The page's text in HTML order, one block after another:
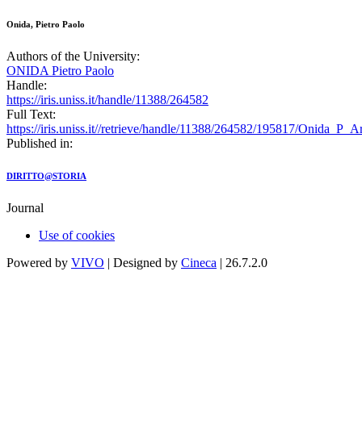
Onida, Pietro Paolo
Authors of the University:
ONIDA Pietro Paolo
Handle:
https://iris.uniss.it/handle/11388/264582
Full Text:
https://iris.uniss.it//retrieve/handle/11388/264582/195817/
Published in:
DIRITTO@STORIA
Journal
Use of cookies
Powered by VIVO | Designed by Cineca | 26.7.2.0